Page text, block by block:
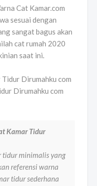
Cat Kamar.com
sesuai dengan
sangat bagus akan
cat rumah 2020
saat ini.
Dirumahku com
Kamar Tidur
tidur minimalis yang
referensi warna
tidur sederhana